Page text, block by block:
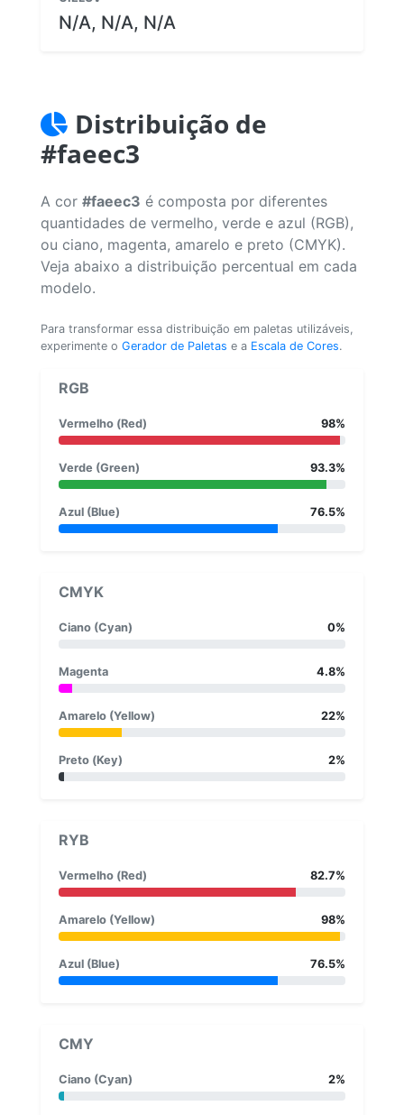
N/A, N/A, N/A
Distribuição de
#faeec3
A cor #faeec3 é composta por diferentes
quantidades de vermelho, verde e azul (RGB),
ou ciano, magenta, amarelo e preto (CMYK).
Veja abaixo a distribuição percentual em cada
modelo.
Para transformar essa distribuição em paletas utilizáveis,
experimente o Gerador de Paletas e a Escala de Cores.
RGB
Vermelho (Red) 98%
Verde (Green) 93.3%
Azul (Blue) 76.5%
CMYK
Ciano (Cyan) 0%
Magenta 4.8%
Amarelo (Yellow) 22%
Preto (Key) 2%
RYB
Vermelho (Red) 82.7%
Amarelo (Yellow) 98%
Azul (Blue) 76.5%
CMY
Ciano (Cyan) 2%